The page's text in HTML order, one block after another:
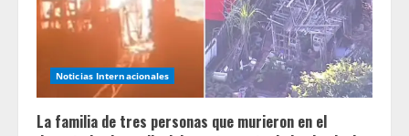
Noticias Internacionales
La familia de tres personas que murieron en el